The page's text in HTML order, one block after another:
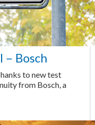
Bosch
to new test
from Bosch, a